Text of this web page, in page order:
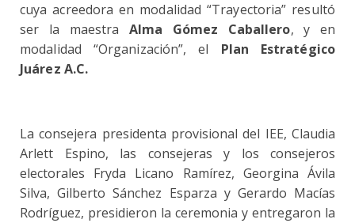
cuya acreedora en modalidad “Trayectoria” resultó
ser la maestra Alma Gómez Caballero, y en
modalidad “Organización”, el Plan Estratégico
Juárez A.C.
La consejera presidenta provisional del IEE, Claudia
Arlett Espino, las consejeras y los consejeros
electorales Fryda Licano Ramírez, Georgina Ávila
Silva, Gilberto Sánchez Esparza y Gerardo Macías
Rodríguez, presidieron la ceremonia y entregaron la